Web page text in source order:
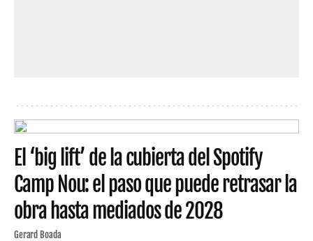
El ‘big lift’ de la cubierta del Spotify
Camp Nou: el paso que puede retrasar la
obra hasta mediados de 2028
Gerard Boada